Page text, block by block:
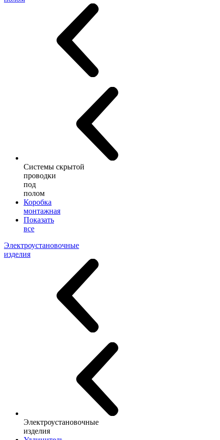
Системы скрытой
проводки
под
полом
Коробка
монтажная
Показать
все
Электроустановочные
изделия
Электроустановочные
изделия